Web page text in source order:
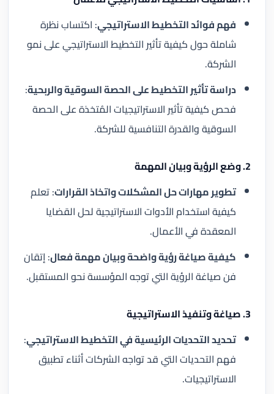
فهم فوائد التخطيط الاستراتيجي: اكتساب نظرة
شاملة حول كيفية تأثير التخطيط الاستراتيجي على نمو
الشركة.
دراسة تأثير التخطيط على الحصة السوقية والربحية:
فحص كيفية تأثير الاستراتيجيات المُتخذة على الحصة
السوقية والقدرة التنافسية للشركة.
2. وضع الرؤية وبيان المهمة
تطوير مهارات حل المشكلات واتخاذ القرارات: تعلم
كيفية استخدام الأدوات الاستراتيجية لحل القضايا
المعقدة في الأعمال.
كيفية صياغة رؤية واضحة وبيان مهمة فعال: إتقان
فن صياغة الرؤية التي توجه المؤسسة نحو المستقبل.
3. صياغة وتنفيذ الاستراتيجية
تحديد التحديات الرئيسية في التخطيط الاستراتيجي:
فهم التحديات التي قد تواجه الشركات أثناء تطبيق
الاستراتيجيات.